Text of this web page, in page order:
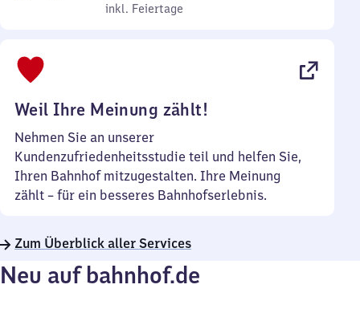
inkl. Feiertage
7
inkl. Feiertage
Weil Ihre Meinung zählt!
Nehmen Sie an unserer
Kundenzufriedenheitsstudie teil und helfen Sie,
Ihren Bahnhof mitzugestalten. Ihre Meinung
zählt – für ein besseres Bahnhofserlebnis.
Zum Überblick aller Services
Neu auf bahnhof.de